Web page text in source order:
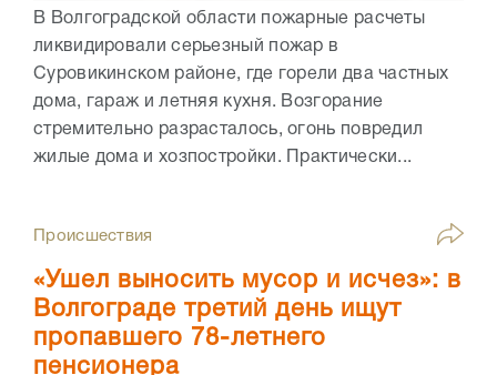
В Волгоградской области пожарные расчеты
ликвидировали серьезный пожар в
Суровикинском районе, где горели два частных
дома, гараж и летняя кухня. Возгорание
стремительно разрасталось, огонь повредил
жилые дома и хозпостройки. Практически...
Происшествия
«Ушел выносить мусор и исчез»: в
Волгограде третий день ищут
пропавшего 78-летнего
пенсионера